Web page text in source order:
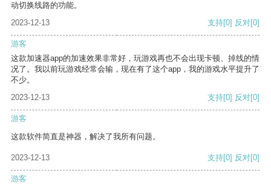
动切换线路的功能。
2023-12-13
支持[0] 反对[0]
游客
这款加速器app的加速效果非常好，玩游戏再也不会出现卡顿、掉线的情
况了。我以前玩游戏经常会输，现在有了这个app，我的游戏水平提升了
不少。
2023-12-13
支持[0] 反对[0]
游客
这款软件简直是神器，解决了我所有问题。
2023-12-13 支持[0] 反对[0]
游客